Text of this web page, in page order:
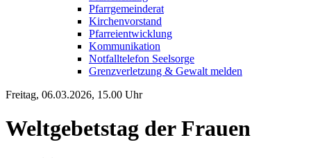
Pfarrgemeinderat
Kirchenvorstand
Pfarreientwicklung
Kommunikation
Notfalltelefon Seelsorge
Grenzverletzung & Gewalt melden
Freitag, 06.03.2026, 15.00 Uhr
Weltgebetstag der Frauen